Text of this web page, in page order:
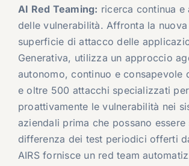
AI Red Teaming: ricerca continua e
delle vulnerabilità. Affronta la
superficie di attacco delle
Generativa, utilizza un approccio
autonomo, continuo e consapevole
e oltre 500 attacchi specializzati
proattivamente le vulnerabilità nei
aziendali prima che possano
differenza dei test periodici offerti
AIRS fornisce un red team